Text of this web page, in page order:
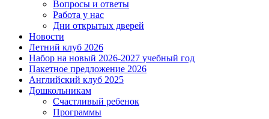
Вопросы и ответы
Работа у нас
Дни открытых дверей
Новости
Летний клуб 2026
Набор на новый 2026-2027 учебный год
Пакетное предложение 2026
Английский клуб 2025
Дошкольникам
Счастливый ребенок
Программы